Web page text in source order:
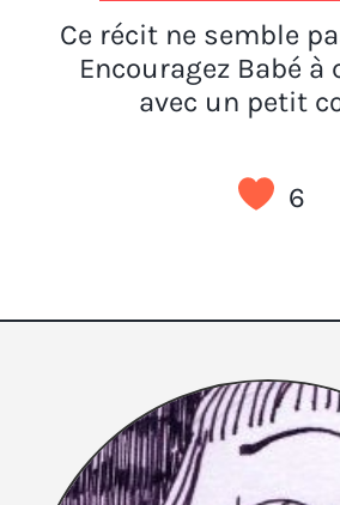
Ce récit ne semble
Encouragez Babé
avec un petit
6